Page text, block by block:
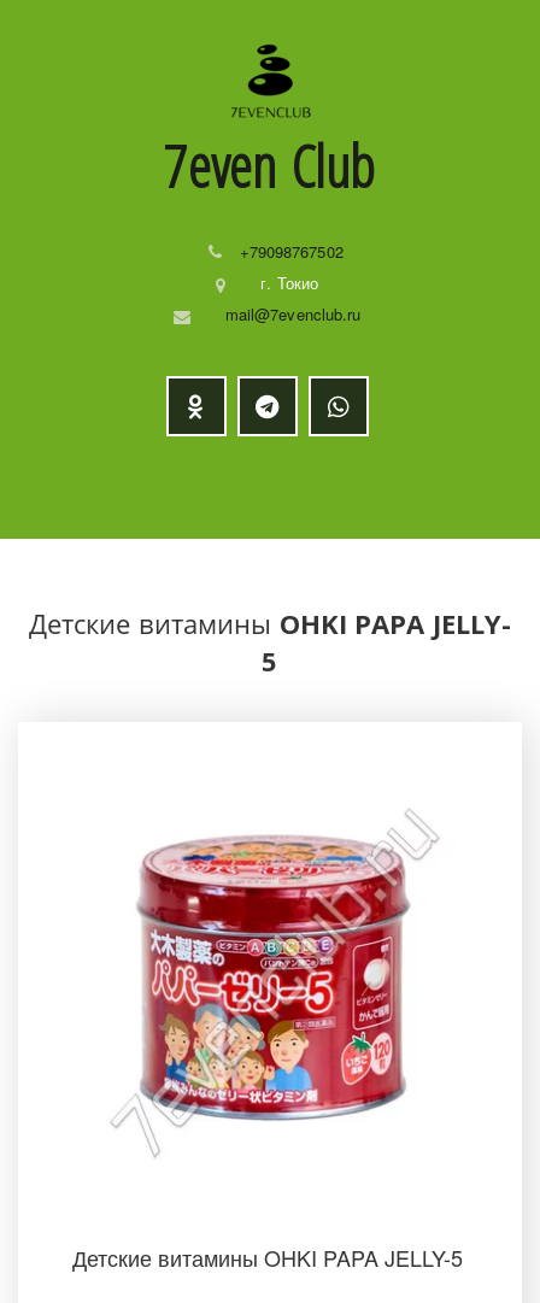
7even Club
+79098767502
г. Токио
mail@7evenclub.ru
Детские витамины OHKI PAPA JELLY-
5
Детские витамины OHKI PAPA JELLY-5